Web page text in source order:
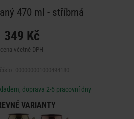
470 ml - stříbrná
349 Kč
cena včetně DPH
doprava 2-5 pracovní dny
VARIANTY